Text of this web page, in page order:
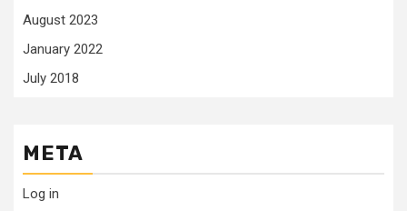
August 2023
January 2022
July 2018
META
Log in